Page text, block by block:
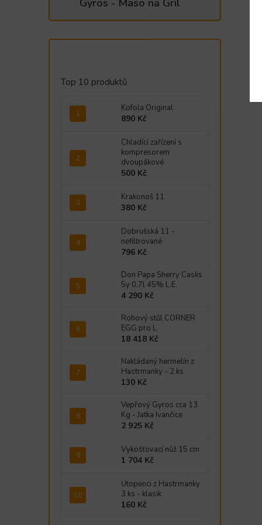
Gyros - Maso na Gril
Top 10 produktů
Kofola Original
890 Kč
Chladící zařízení s
kompresorem
dvoupákové
500 Kč
Krakonoš 11
380 Kč
Dobrušská 11 -
nefiltrované
796 Kč
Don Papa Sherry Casks
5y 0,7l 45% L.E.
4 290 Kč
Rohový stůl CORNER
EGG pro L
18 418 Kč
Nakládaný hermelín z
Hastrmanky - 2 ks
130 Kč
Vepřový Gyros cca 13
Kg - Jatka Ivančice
2 925 Kč
Vykošťovací nůž 15 cm
1 704 Kč
Utopenci z Hastrmanky
3 ks - klasik
160 Kč